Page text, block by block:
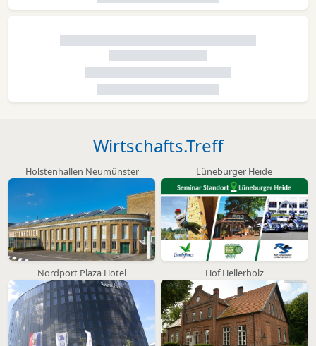
Wirtschafts.Treff
Holstenhallen Neumünster Lüneburger Heide
Nordport Plaza Hotel Hof Hellerholz